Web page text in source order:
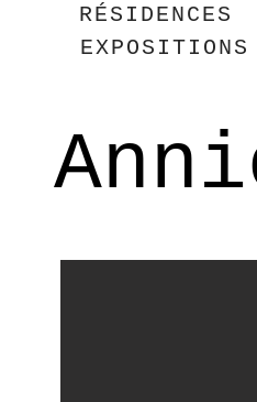
RÉSIDENCES
EXPOSITIONS